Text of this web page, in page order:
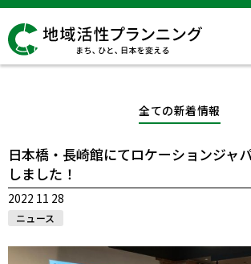
全ての新着情報
日本橋・長崎館にてロケーションジャ
しました！
2022 11 28
ニュース